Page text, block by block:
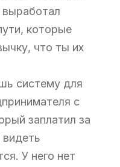
которые
что ты их
систему для
с
заплатил за
У него нет